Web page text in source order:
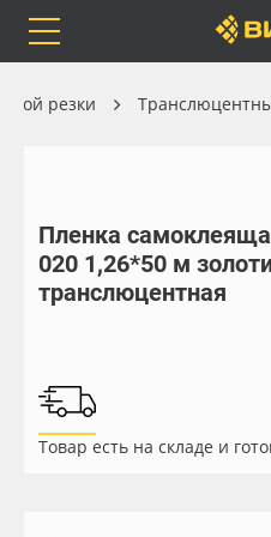
Каталог
Orafol
Доставка
Весь каталог
Рулонные материалы
Листовые материалы
резки
Пленка
020 1,26*50 м
транслюцентная
Товар есть на складе и